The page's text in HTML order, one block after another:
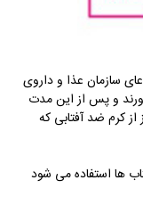
سازمان عذا و داروی
3 سال دوام می آورند و پس از این مدت
از کرم ضد آفتابی که
ها استفاده می شود